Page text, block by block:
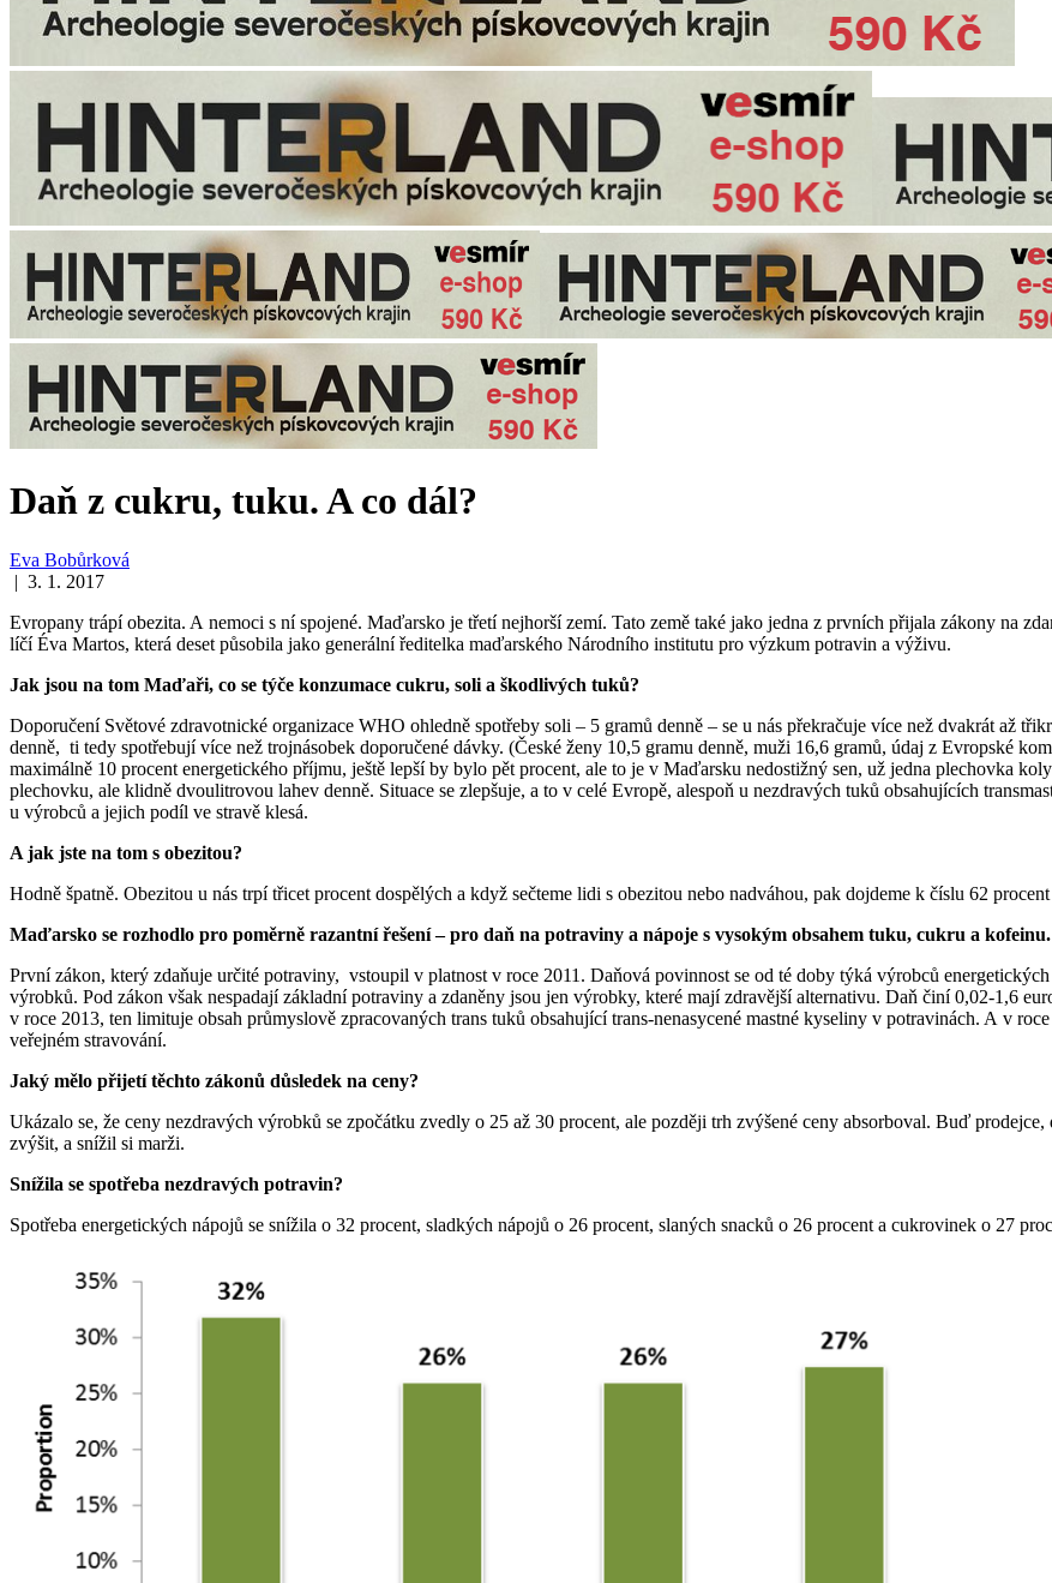
Daň z cukru, tuku. A co dál?
Eva Bobůrková
| 3. 1. 2017
Evropany trápí obezita. A nemoci s ní spojené. Maďarsko je třetí nejhorší zemí. Tato země také jako jedna z prvních přijala zákony na
líčí Éva Martos, která deset působila jako generální ředitelka maďarského Národního institutu pro výzkum potravin a výživu.
Jak jsou na tom Maďaři, co se týče konzumace cukru, soli a škodlivých tuků?
Doporučení Světové zdravotnické organizace WHO ohledně spotřeby soli – 5 gramů denně – se u nás překračuje více než dvakrát až
denně, ti tedy spotřebují více než trojnásobek doporučené dávky. (České ženy 10,5 gramu denně, muži 16,6 gramů, údaj z Evropské
maximálně 10 procent energetického příjmu, ještě lepší by bylo pět procent, ale to je v Maďarsku nedostižný sen, už jedna plechovka
plechovku, ale klidně dvoulitrovou lahev denně. Situace se zlepšuje, a to v celé Evropě, alespoň u nezdravých tuků obsahujících
u výrobců a jejich podíl ve stravě klesá.
A jak jste na tom s obezitou?
Hodně špatně. Obezitou u nás trpí třicet procent dospělých a když sečteme lidi s obezitou nebo nadváhou, pak dojdeme k číslu 62
Maďarsko se rozhodlo pro poměrně razantní řešení – pro daň na potraviny a nápoje s vysokým obsahem tuku, cukru a
První zákon, který zdaňuje určité potraviny, vstoupil v platnost v roce 2011. Daňová povinnost se od té doby týká výrobců
výrobků. Pod zákon však nespadají základní potraviny a zdaněny jsou jen výrobky, které mají zdravější alternativu. Daň činí 0,02-1,6
v roce 2013, ten limituje obsah průmyslově zpracovaných trans tuků obsahující trans-nenasycené mastné kyseliny v potravinách. A v
veřejném stravování.
Jaký mělo přijetí těchto zákonů důsledek na ceny?
Ukázalo se, že ceny nezdravých výrobků se zpočátku zvedly o 25 až 30 procent, ale později trh zvýšené ceny absorboval. Buď
zvýšit, a snížil si marži.
Snížila se spotřeba nezdravých potravin?
Spotřeba energetických nápojů se snížila o 32 procent, sladkých nápojů o 26 procent, slaných snacků o 26 procent a cukrovinek o 27